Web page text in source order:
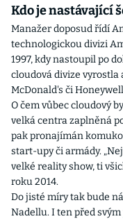
Kdo je nastávající
Manažer doposud řídí
technologickou divizi
1997, kdy nastoupil po
cloudová divize vyrostla
McDonald's či
O čem vůbec cloudový
velká centra zaplněná
pak pronajímán
start-upy či armády.
velké reality show, ti
roku 2014.
Do jisté míry tak bude
Nadellu. I ten před